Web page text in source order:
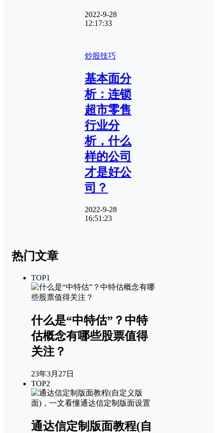
2022-9-28
12:17:33
炒股技巧
基本面分
析：连锁
超市零售
行业分
析，什么
样的公司
才是好公
司？
2022-9-28
16:51:23
热门文章
TOP1
什么是“中特估”？中特
估概念有哪些股票值得
关注？
23年3月27日
TOP2
通达信定制版面教程(自